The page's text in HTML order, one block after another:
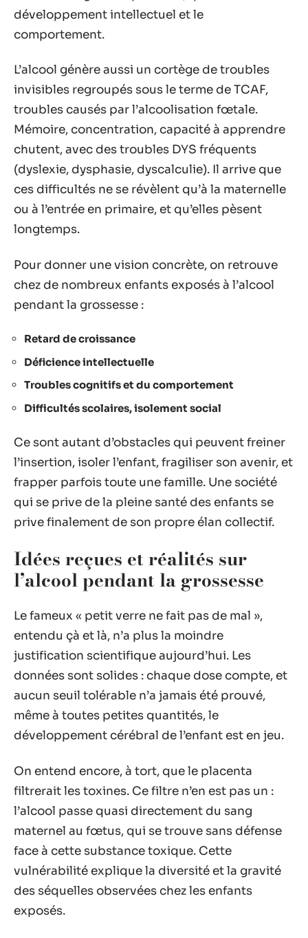
développement intellectuel et le
comportement.
L’alcool génère aussi un cortège de troubles
invisibles regroupés sous le terme de TCAF,
troubles causés par l’alcoolisation fœtale.
Mémoire, concentration, capacité à apprendre
chutent, avec des troubles DYS fréquents
(dyslexie, dysphasie, dyscalculie). Il arrive que
ces difficultés ne se révèlent qu’à la maternelle
ou à l’entrée en primaire, et qu’elles pèsent
longtemps.
Pour donner une vision concrète, on retrouve
chez de nombreux enfants exposés à l’alcool
pendant la grossesse :
Retard de croissance
Déficience intellectuelle
Troubles cognitifs et du comportement
Difficultés scolaires, isolement social
Ce sont autant d’obstacles qui peuvent freiner
l’insertion, isoler l’enfant, fragiliser son avenir, et
frapper parfois toute une famille. Une société
qui se prive de la pleine santé des enfants se
prive finalement de son propre élan collectif.
Idées reçues et réalités sur
l’alcool pendant la grossesse
Le fameux « petit verre ne fait pas de mal »,
entendu çà et là, n’a plus la moindre
justification scientifique aujourd’hui. Les
données sont solides : chaque dose compte, et
aucun seuil tolérable n’a jamais été prouvé,
même à toutes petites quantités, le
développement cérébral de l’enfant est en jeu.
On entend encore, à tort, que le placenta
filtrerait les toxines. Ce filtre n’en est pas un :
l’alcool passe quasi directement du sang
maternel au fœtus, qui se trouve sans défense
face à cette substance toxique. Cette
vulnérabilité explique la diversité et la gravité
des séquelles observées chez les enfants
exposés.